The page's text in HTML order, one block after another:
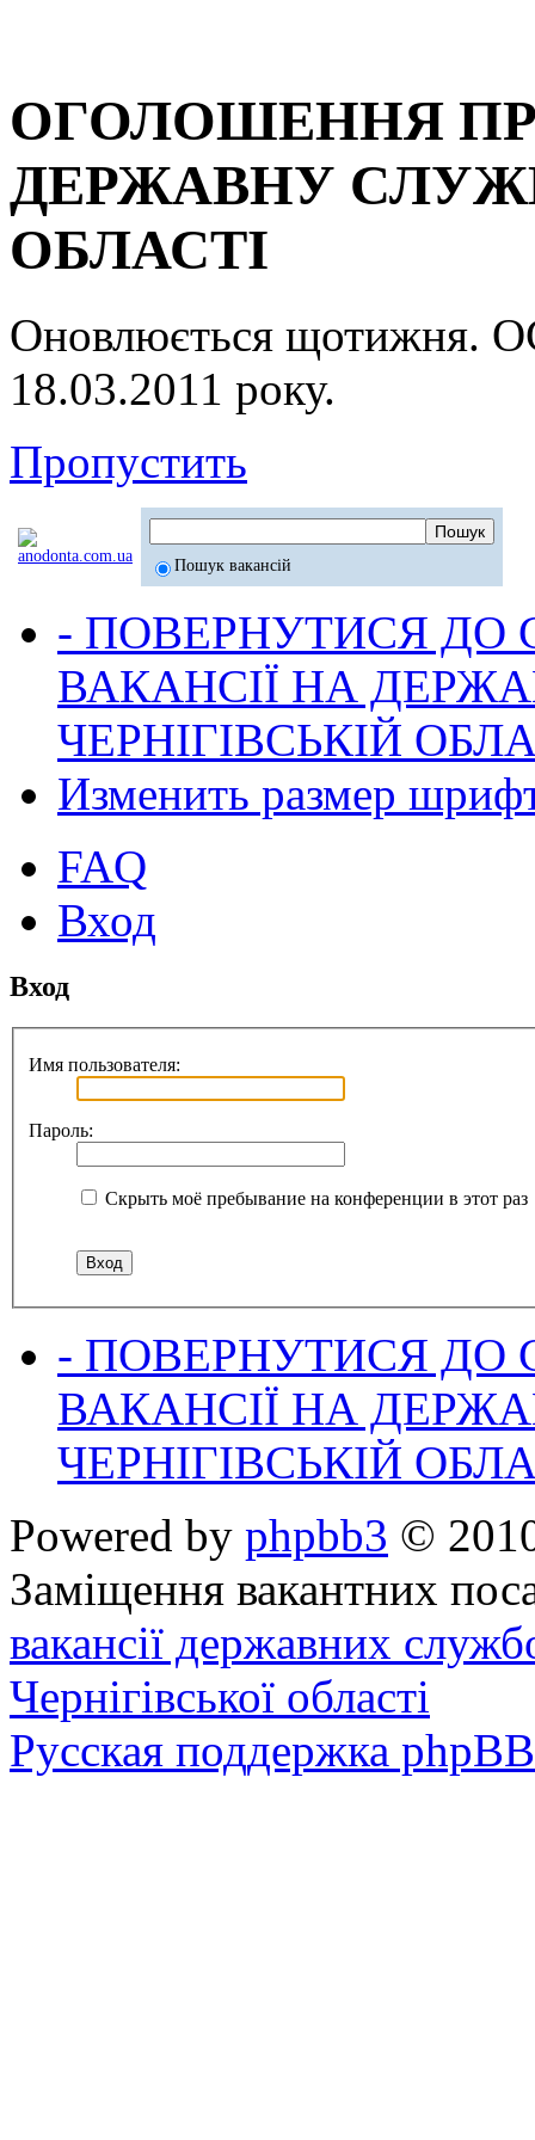
ОГОЛОШЕННЯ
ДЕРЖАВНУ
ОБЛАСТІ
Оновлюється
18.03.2011 року.
Пропустить
Пошук вакансій
- ПОВЕРНУТИСЯ ДО
ВАКАНСІЇ НА
ЧЕРНІГІВСЬКІЙ
Изменить размер
FAQ
Вход
Вход
Имя пользователя:
Пароль:
Скрыть моё пребывание на конференции в этот раз
- ПОВЕРНУТИСЯ ДО
ВАКАНСІЇ НА
ЧЕРНІГІВСЬКІЙ
Powered by phpbb3 ©
Заміщення вакантних
вакансії державних
Чернігівської області
Русская поддержка phpBB